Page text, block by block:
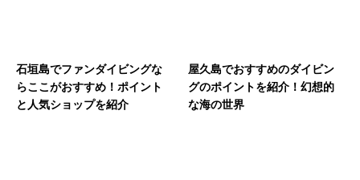
石垣島でファンダイビングな
らここがおすすめ！ポイント
と人気ショップを紹介
屋久島でおすすめのダイビン
グのポイントを紹介！幻想的
な海の世界